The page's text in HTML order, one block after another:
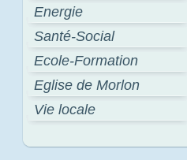
Energie
Santé-Social
Ecole-Formation
Eglise de Morlon
Vie locale